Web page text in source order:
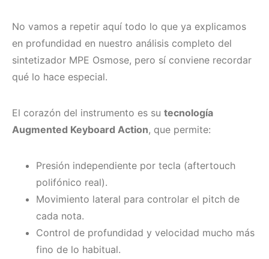
No vamos a repetir aquí todo lo que ya explicamos
en profundidad en nuestro análisis completo del
sintetizador MPE Osmose, pero sí conviene recordar
qué lo hace especial.
El corazón del instrumento es su tecnología
Augmented Keyboard Action, que permite:
Presión independiente por tecla (aftertouch
polifónico real).
Movimiento lateral para controlar el pitch de
cada nota.
Control de profundidad y velocidad mucho más
fino de lo habitual.